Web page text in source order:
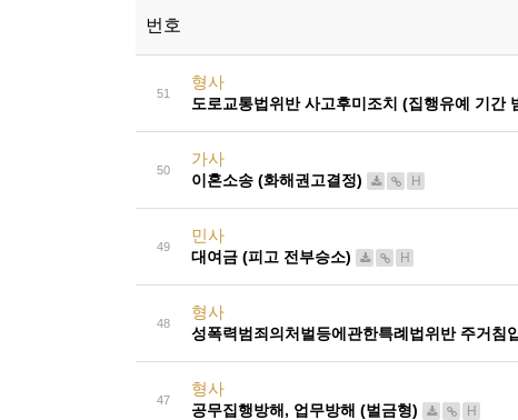
번호
51
형사
도로교통법위반 사고후미조치 (집행유예 기간
50
가사
이혼소송 (화해권고결정)
H
49
민사
대여금 (피고 전부승소)
H
48
형사
성폭력범죄의처벌등에관한특례법위반 주거침
47
형사
공무집행방해, 업무방해 (벌금형)
H